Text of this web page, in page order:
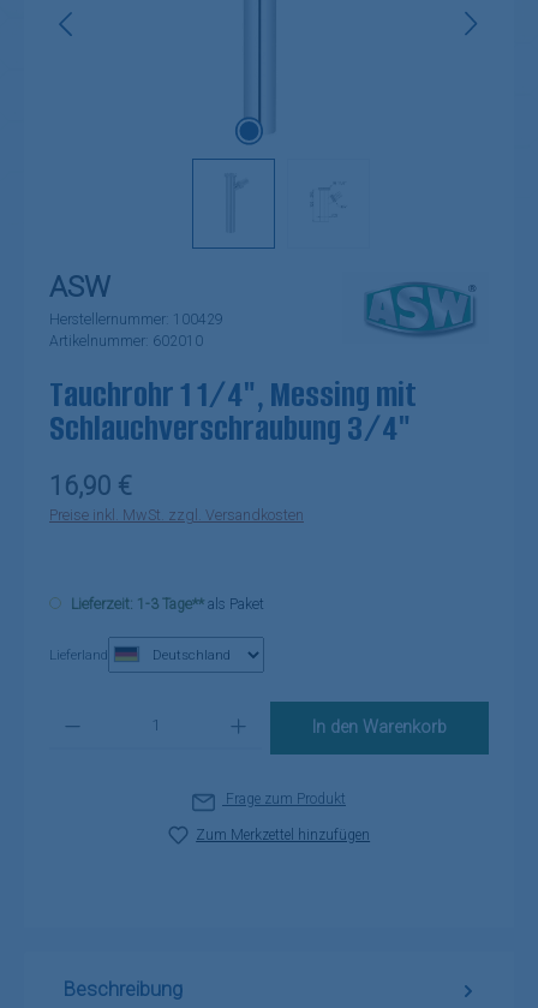
ASW
Herstellernummer: 100429
Artikelnummer: 602010
Tauchrohr 1 1/4", Messing mit
Schlauchverschraubung 3/4"
Regulärer Preis:
16,90 €
Preise inkl. MwSt. zzgl. Versandkosten
Lieferzeit: 1-3 Tage** als Paket
Lieferland
In den Warenkorb
Frage zum Produkt
Zum Merkzettel hinzufügen
Beschreibung